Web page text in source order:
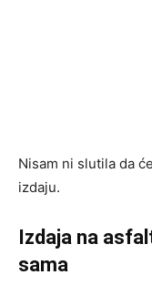
Nisam ni slutila da
izdaju.
Izdaja na
sama